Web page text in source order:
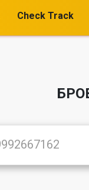
Check Track